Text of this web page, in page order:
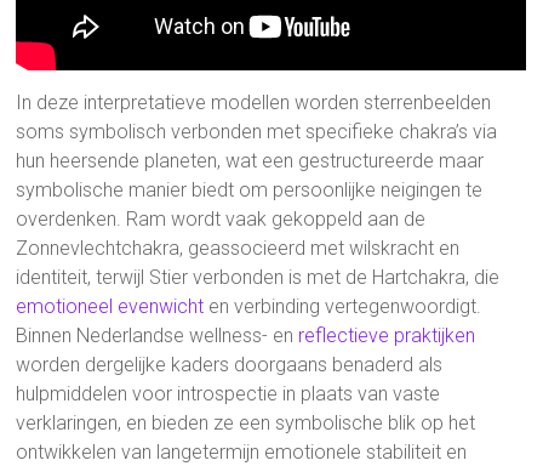
In deze interpretatieve modellen worden sterrenbeelden
soms symbolisch verbonden met specifieke chakra’s via
hun heersende planeten, wat een gestructureerde maar
symbolische manier biedt om persoonlijke neigingen te
overdenken. Ram wordt vaak gekoppeld aan de
Zonnevlechtchakra, geassocieerd met wilskracht en
identiteit, terwijl Stier verbonden is met de Hartchakra, die
emotioneel evenwicht en verbinding vertegenwoordigt.
Binnen Nederlandse wellness- en reflectieve praktijken
worden dergelijke kaders doorgaans benaderd als
hulpmiddelen voor introspectie in plaats van vaste
verklaringen, en bieden ze een symbolische blik op het
ontwikkelen van langetermijn emotionele stabiliteit en